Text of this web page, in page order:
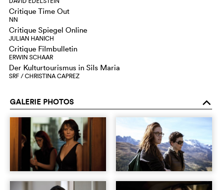
Critique Time Out
NN
Critique Spiegel Online
JULIAN HANICH
Critique Filmbulletin
ERWIN SCHAAR
Der Kulturtourismus in Sils Maria
SRF / CHRISTINA CAPREZ
GALERIE PHOTOS o